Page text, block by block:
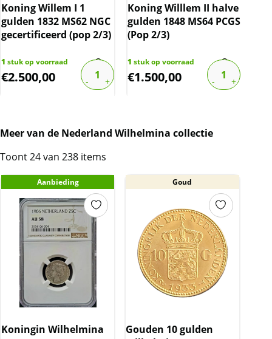
Koning Willem I 1
gulden 1832 MS62 NGC
gecertificeerd (pop 2/3)
1 stuk op voorraad
€2.500,00
Koning Willlem II halve
gulden 1848 MS64 PCGS
(Pop 2/3)
1 stuk op voorraad
€1.500,00
Meer van de Nederland Wilhelmina collectie
Toont 24 van 238 items
Aanbieding
Koningin Wilhelmina
Goud
Gouden 10 gulden